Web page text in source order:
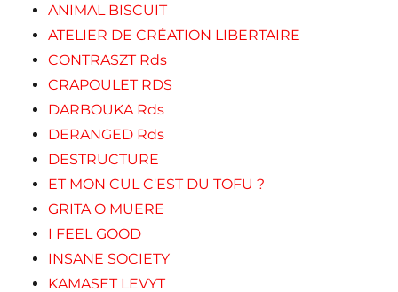
ANIMAL BISCUIT
ATELIER DE CRÉATION LIBERTAIRE
CONTRASZT Rds
CRAPOULET RDS
DARBOUKA Rds
DERANGED Rds
DESTRUCTURE
ET MON CUL C'EST DU TOFU ?
GRITA O MUERE
I FEEL GOOD
INSANE SOCIETY
KAMASET LEVYT